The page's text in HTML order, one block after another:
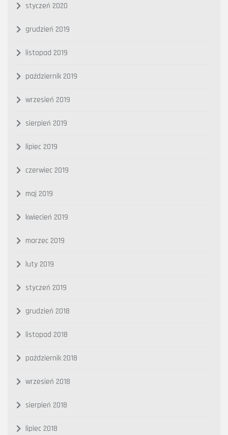
styczeń 2020
grudzień 2019
listopad 2019
październik 2019
wrzesień 2019
sierpień 2019
lipiec 2019
czerwiec 2019
maj 2019
kwiecień 2019
marzec 2019
luty 2019
styczeń 2019
grudzień 2018
listopad 2018
październik 2018
wrzesień 2018
sierpień 2018
lipiec 2018